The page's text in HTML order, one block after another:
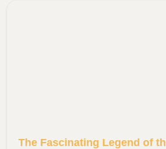
The Fascinating Legend of